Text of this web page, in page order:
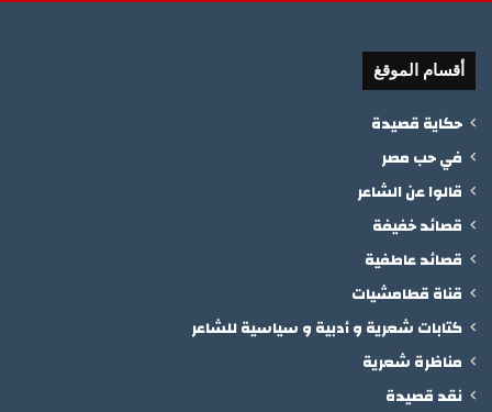
أقسام الموقغ
حكاية قصيدة
في حب مصر
قالوا عن الشاعر
قصائد خفيفة
قصائد عاطفية
قناة قطامشيات
كتابات شعرية و أدبية و سياسية للشاعر
مناظرة شعرية
نقد قصيدة